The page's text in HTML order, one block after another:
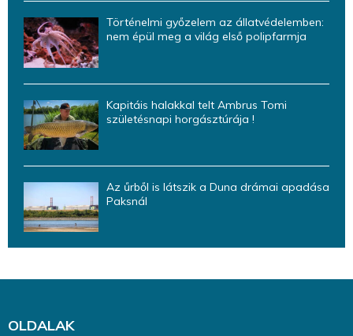
Történelmi győzelem az állatvédelemben:
nem épül meg a világ első polipfarmja
Kapitáis halakkal telt Ambrus Tomi
születésnapi horgásztúrája !
Az űrből is látszik a Duna drámai apadása
Paksnál
OLDALAK